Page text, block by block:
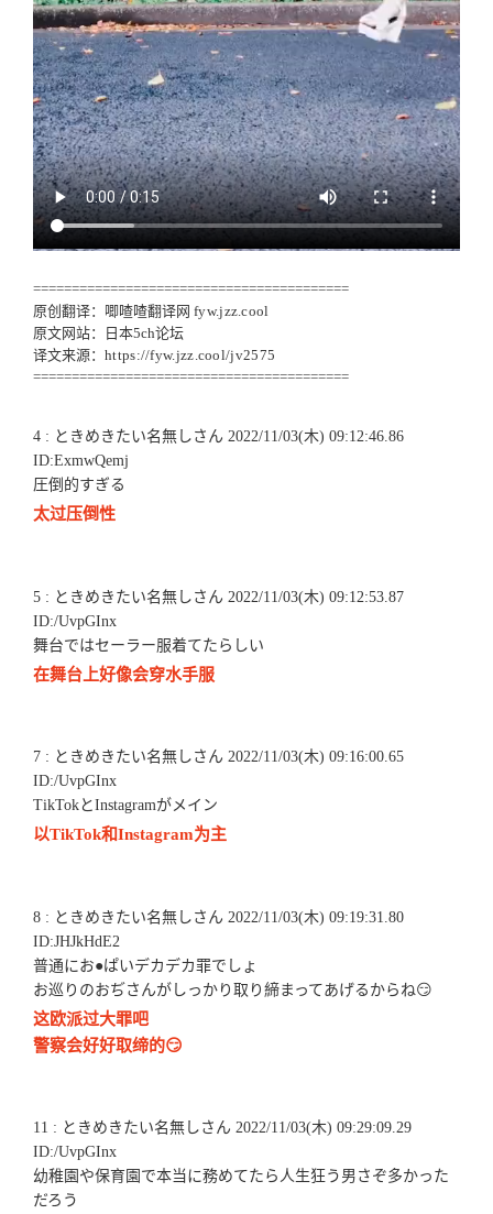
=========================================
原创翻译：唧喳喳翻译网 fyw.jzz.cool
原文网站：日本5ch论坛
译文来源： https://fyw.jzz.cool/jv2575
=========================================
4 : ときめきたい名無しさん 2022/11/03(木) 09:12:46.86
ID:ExmwQemj
圧倒的すぎる
太过压倒性
5 : ときめきたい名無しさん 2022/11/03(木) 09:12:53.87
ID:/UvpGInx
舞台ではセーラー服着てたらしい
在舞台上好像会穿水手服
7 : ときめきたい名無しさん 2022/11/03(木) 09:16:00.65
ID:/UvpGInx
TikTokとInstagramがメイン
以TikTok和Instagram为主
8 : ときめきたい名無しさん 2022/11/03(木) 09:19:31.80
ID:JHJkHdE2
普通にお●ぱいデカデカ罪でしょ
お巡りのおぢさんがしっかり取り締まってあげるからね😏
这欧派过大罪吧
警察会好好取缔的😏
11 : ときめきたい名無しさん 2022/11/03(木) 09:29:09.29
ID:/UvpGInx
幼稚園や保育園で本当に務めてたら人生狂う男さぞ多かった
だろう